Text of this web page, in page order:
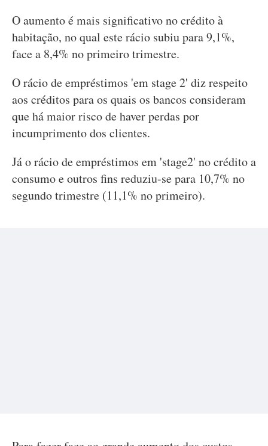
O aumento é mais significativo no crédito à
habitação, no qual este rácio subiu para 9,1%,
face a 8,4% no primeiro trimestre.
O rácio de empréstimos 'em stage 2' diz respeito
aos créditos para os quais os bancos consideram
que há maior risco de haver perdas por
incumprimento dos clientes.
Já o rácio de empréstimos em 'stage2' no crédito a
consumo e outros fins reduziu-se para 10,7% no
segundo trimestre (11,1% no primeiro).